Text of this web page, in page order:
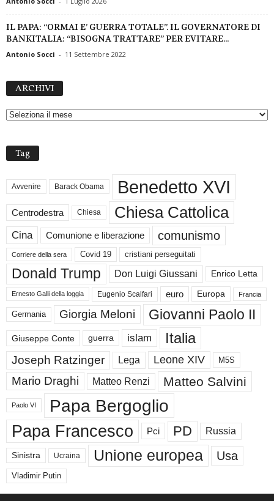
IL PAPA: “ORMAI E’ GUERRA TOTALE”. IL GOVERNATORE DI
BANKITALIA: “BISOGNA TRATTARE” PER EVITARE...
Antonio Socci - 11 Settembre 2022
ARCHIVI
H
Tag
Avvenire Barack Obama Benedetto XVI
Centrodestra Chiesa Chiesa Cattolica
Cina Comunione e liberazione comunismo
Corriere della sera Covid 19 cristiani perseguitati
Donald Trump Don Luigi Giussani Enrico Letta
Ernesto Galli della loggia Eugenio Scalfari euro Europa Francia
Germania Giorgia Meloni Giovanni Paolo II
Giuseppe Conte guerra islam Italia
Joseph Ratzinger Lega Leone XIV M5S
Mario Draghi Matteo Renzi Matteo Salvini
Paolo VI Papa Bergoglio
Papa Francesco Pci PD Russia
Sinistra Ucraina Unione europea Usa
Vladimir Putin